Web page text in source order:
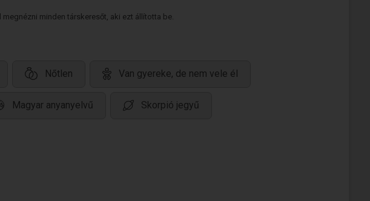
minden társkeresőt, aki ezt állította be.
Nőtlen Van gyereke, de nem vele él
Magyar anyanyelvű Skorpió jegyű